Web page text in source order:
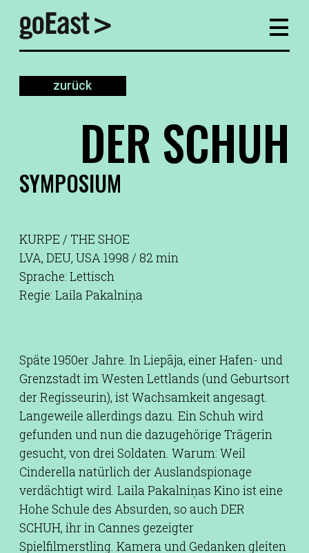
zurück
DER SCHUH
SYMPOSIUM
KURPE / THE SHOE
LVA, DEU, USA 1998 / 82 min
Sprache: Lettisch
Regie: Laila Pakalniņa
Späte 1950er Jahre. In Liepāja, einer Hafen- und
Grenzstadt im Westen Lettlands (und Geburtsort
der Regisseurin), ist Wachsamkeit angesagt.
Langeweile allerdings dazu. Ein Schuh wird
gefunden und nun die dazugehörige Trägerin
gesucht, von drei Soldaten. Warum: Weil
Cinderella natürlich der Auslandspionage
verdächtigt wird. Laila Pakalniņas Kino ist eine
Hohe Schule des Absurden, so auch DER
SCHUH, ihr in Cannes gezeigter
Spielfilmerstling. Kamera und Gedanken gleiten